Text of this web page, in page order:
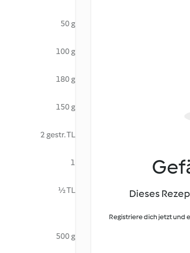
50 g
100 g
180 g
150 g
2 gestr. TL
1
½ TL
500 g
Dieses
Registriere dich jetzt und